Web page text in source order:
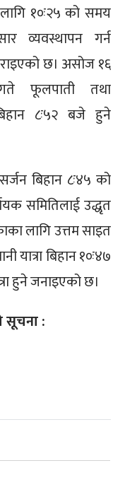
१०ः२५ को समय
व्यवस्थापन गर्न
छ। असोज १६
गते फूलपाती तथा
८ः५२ बजे हुने
बिहान ८ः४५ को
समितिलाई उद्धृत
लागि उत्तम साइत
यात्रा बिहान १०ः४७
हुने जनाइएको छ।
सूचना :